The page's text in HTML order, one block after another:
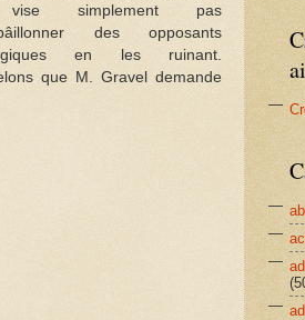
simplement pas
des opposants
en les ruinant.
que M. Gravel demande